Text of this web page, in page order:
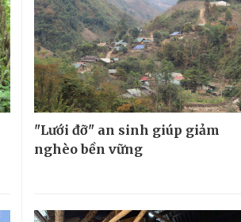
"Lưới đỡ" an sinh giúp giảm
nghèo bền vững